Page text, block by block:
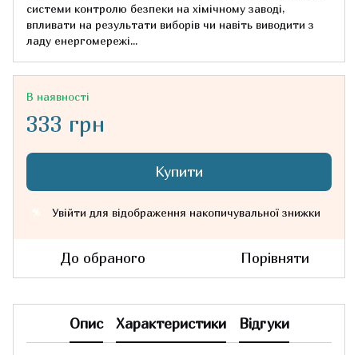
системи контролю безпеки на хімічному заводі,
впливати на результати виборів чи навіть виводити з
ладу енергомережі...
В наявності
333 грн
Купити
Увійти для відображення накопичувальної знижки
До обраного Порівняти
Опис Характеристики Відгуки